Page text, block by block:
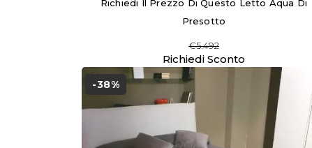
Richiedi Il Prezzo Di Questo Letto Aqua Di
Presotto
€5.492
Richiedi Sconto
-38%